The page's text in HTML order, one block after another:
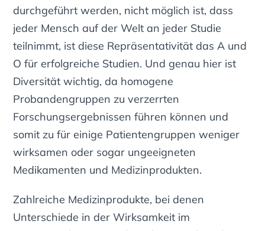
durchgeführt werden, nicht möglich ist, dass
jeder Mensch auf der Welt an jeder Studie
teilnimmt, ist diese Repräsentativität das A und
O für erfolgreiche Studien. Und genau hier ist
Diversität wichtig, da homogene
Probandengruppen zu verzerrten
Forschungsergebnissen führen können und
somit zu für einige Patientengruppen weniger
wirksamen oder sogar ungeeigneten
Medikamenten und Medizinprodukten.
Zahlreiche Medizinprodukte, bei denen
Unterschiede in der Wirksamkeit im